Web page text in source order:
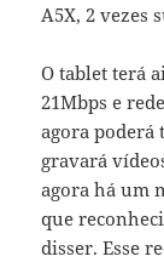
A5X, 2 vezes
O tablet terá
21Mbps e
agora poderá
gravará
agora há um
que
disser. Esse